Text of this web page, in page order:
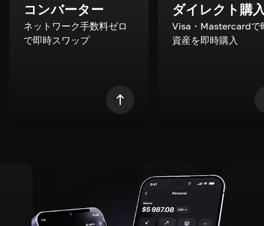
コンバーター
ネットワーク手数料ゼロ
で即時スワップ
ダイレクト購
Visa・Mastercardで
資産を即時購入